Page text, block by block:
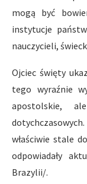
mogą być
instytucje
nauczycieli,
Ojciec święty
tego wyraźnie
apostolskie,
właściwie stale
odpowiadały
Brazylii/.